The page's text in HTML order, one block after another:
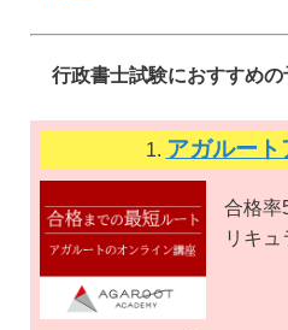
行政書士試験におすすめ
1. アガルー
合格率
リキュ